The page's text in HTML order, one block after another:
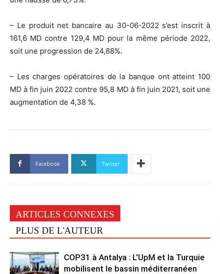
– Le produit net bancaire au 30-06-2022 s’est inscrit à
161,6 MD contre 129,4 MD pour la même période 2022,
soit une progression de 24,88%.
– Les charges opératoires de la banque ont atteint 100
MD à fin juin 2022 contre 95,8 MD à fin juin 2021, soit une
augmentation de 4,38 %.
Facebook Twitter
ARTICLES CONNEXES
PLUS DE L'AUTEUR
COP31 à Antalya : L’UpM et la Turquie
mobilisent le bassin méditerranéen